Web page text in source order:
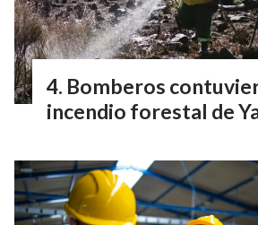
Bomberos
incendio forestal de